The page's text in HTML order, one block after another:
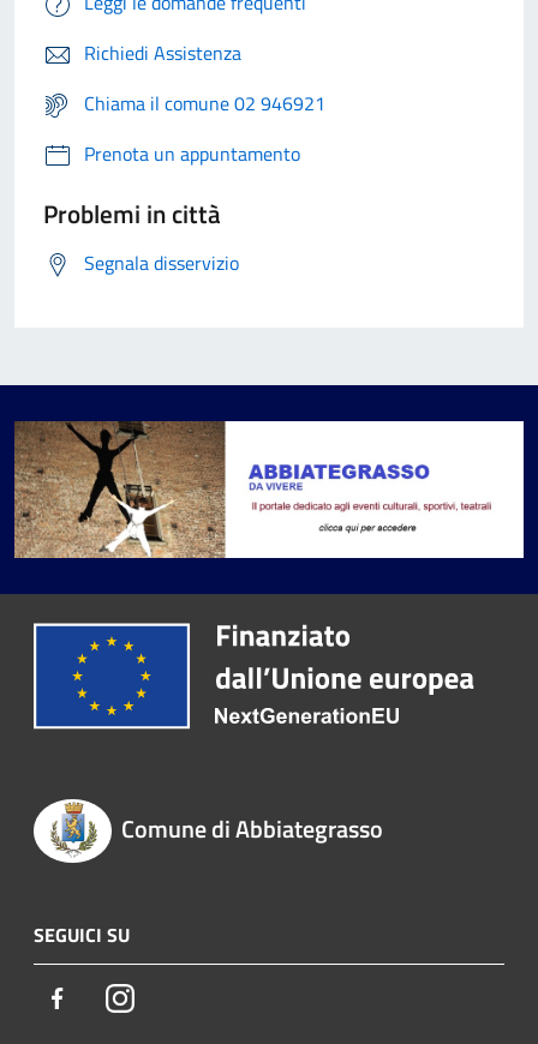
Richiedi Assistenza
Chiama il comune 02 946921
Prenota un appuntamento
Problemi in città
Segnala disservizio
Comune di Abbiategrasso
SEGUICI SU
FacebookInstagram